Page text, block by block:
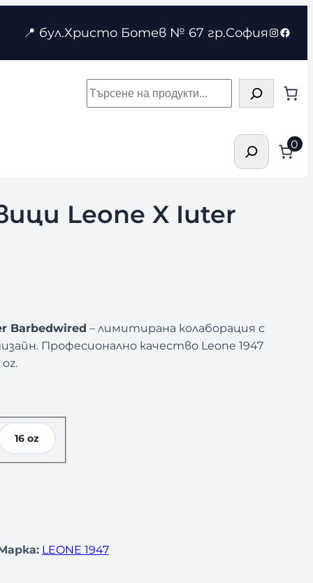
📍 бул.Христо Ботев № 67 гр.София
Търсене
Търсене0
Leone X Iuter
Barbedwired – лимитирана колаборация с
Професионално качество Leone 1947
16 oz
LEONE 1947